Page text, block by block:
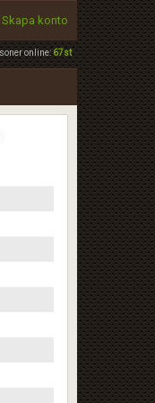
online:67st
Skapa konto